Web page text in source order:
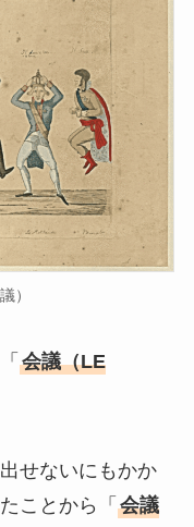
）
会議（LE
せないにもかか
ことから「 会議